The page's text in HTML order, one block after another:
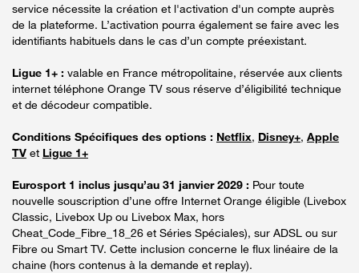
service nécessite la création et l'activation d'un compte auprès
de la plateforme. L’activation pourra également se faire avec les
identifiants habituels dans le cas d’un compte préexistant.
Ligue 1+ : valable en France métropolitaine, réservée aux clients
internet téléphone Orange TV sous réserve d’éligibilité technique
et de décodeur compatible.
Conditions Spécifiques des options : Netflix, Disney+, Apple
TV et Ligue 1+
Eurosport 1 inclus jusqu’au 31 janvier 2029 : Pour toute
nouvelle souscription d’une offre Internet Orange éligible (Livebox
Classic, Livebox Up ou Livebox Max, hors
Cheat_Code_Fibre_18_26 et Séries Spéciales), sur ADSL ou sur
Fibre ou Smart TV. Cette inclusion concerne le flux linéaire de la
chaine (hors contenus à la demande et replay).